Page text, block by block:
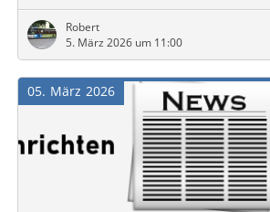
Robert
5. März 2026 um 11:00
März
05 2026